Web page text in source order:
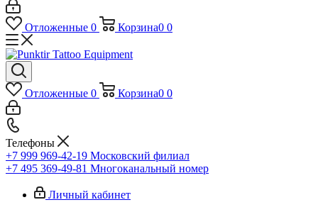
Отложенные 0 Корзина0 0
Отложенные 0 Корзина0 0
Телефоны
+7 999 969-42-19 Московский филиал
+7 495 369-49-81 Многоканальный номер
Личный кабинет